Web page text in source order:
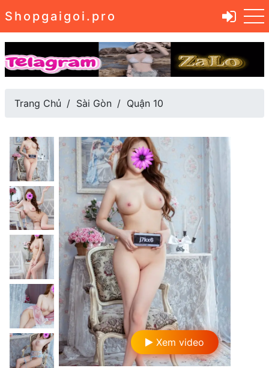
Shopgaigoi.pro
Trang Chủ Sài Gòn Quận 10
Xem video